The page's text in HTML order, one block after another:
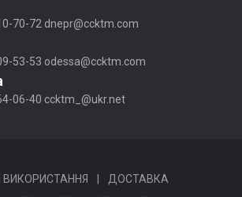
70-72 dnepr@ccktm.com
53-53 odessa@ccktm.com
06-40 ccktm_@ukr.net
ДОСТАВКА